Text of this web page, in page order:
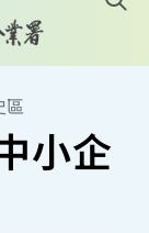
區
小企